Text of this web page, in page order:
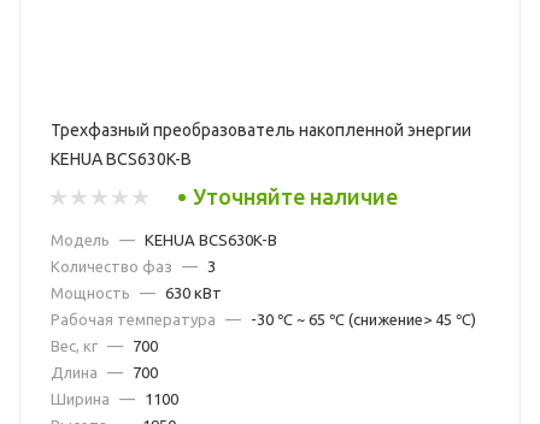
Трехфазный преобразователь накопленной энергии
KEHUA BCS630K-B
Уточняйте наличие
Модель — KEHUA BCS630K-B
Количество фаз
—
3
Мощность
— 630 кВт
Рабочая температура
—
-30 ℃ ~ 65 ℃ (снижение> 45 ℃)
Вес, кг —
700
Длина
—
700
Ширина
—
1100